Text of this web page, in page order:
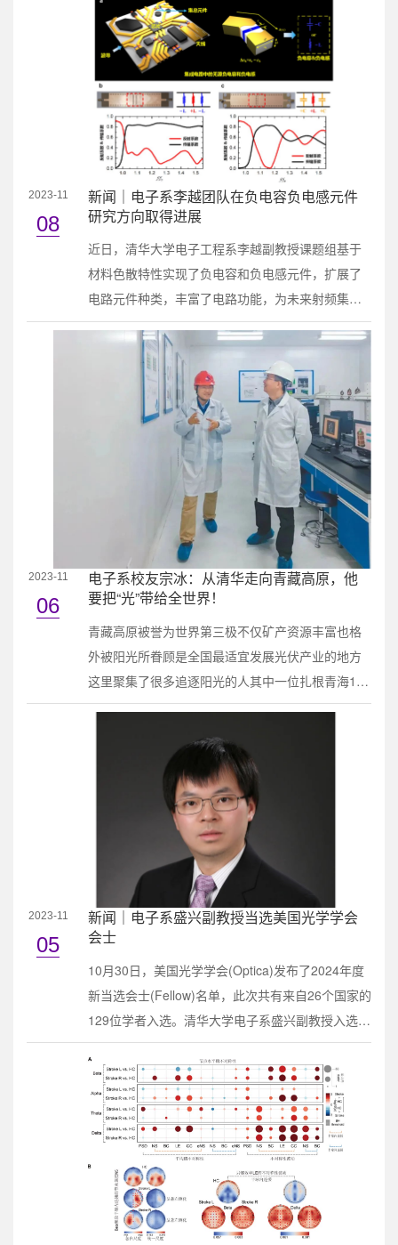
术年会现场实践活动从与前往国防科技大学访问交
流开始。国防科大的老师带领同学们参观国防科大
校史馆，详细介绍了国防科大的历史渊源和发展现
状，双方就校园历史、校园生活进行了热烈交流。
参观国防科大校史馆校史馆参观结束后，同学们
分....
2023-11
08
新闻｜电子系李越团队在负电容负电感元件
研究方向取得进展
近日，清华大学电子工程系李越副教授课题组基于
材料色散特性实现了负电容和负电感元件，扩展了
电路元件种类，丰富了电路功能，为未来射频集成
电路的高频率、高速率、高集成度发展提供了高性
能的元件方案。面向集成电路系统的负电容与负电
感元件及性能：（a）负电容与负电感的基本概念
（b）本论文提出负电感元件的超宽带匹配结果
（c）传统的正电容元件窄带匹配结果负电容和负电
感是一类独特的电路元件，它们具有与传统正电容
2023-11
06
电子系校友宗冰：从清华走向青藏高原，他
要把“光”带给全世界！
青藏高原被誉为世界第三极不仅矿产资源丰富也格
外被阳光所眷顾是全国最适宜发展光伏产业的地方
这里聚集了很多追逐阳光的人其中一位扎根青海16
年牵头生产了青藏高原第一炉高纯多晶硅参与了中
建设工作他就是清华大学电子工程系2000级本科校
友亚洲硅业青海股份有限公司总工程师宗冰01让中
国新能源产业引领全球光伏发电是通过光伏板将太
阳能转换为电能这种转换的重要媒介就是多晶硅
2023-11
05
新闻｜电子系盛兴副教授当选美国光学学会
会士
10月30日，美国光学学会(Optica)发布了2024年度
新当选会士(Fellow)名单，此次共有来自26个国家的
129位学者入选。清华大学电子系盛兴副教授入选，
当选理由为：在面向能源和生物医疗应用的微纳光
电器件领域的杰出贡献（For outstanding
achievements in the research and development of
advanced microscale optoelectronic devices for
energy and biomedical applications）。盛兴2007
年获得清华大学材料科学与工程系学士学位....